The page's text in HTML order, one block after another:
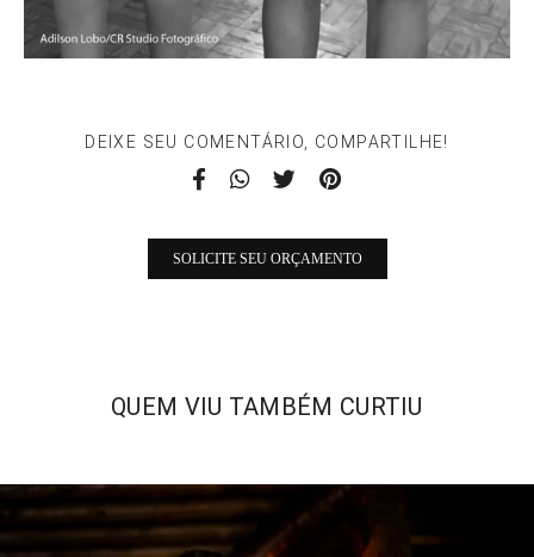
DEIXE SEU COMENTÁRIO, COMPARTILHE!
SOLICITE SEU ORÇAMENTO
QUEM VIU TAMBÉM CURTIU